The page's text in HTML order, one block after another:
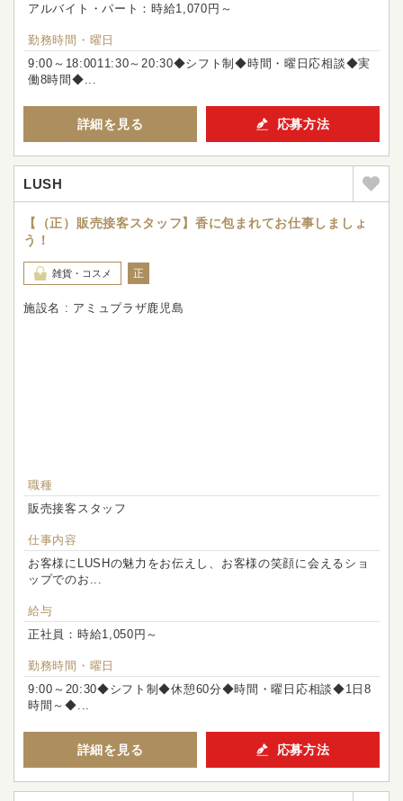
アルバイト・パート：時給1,070円～
勤務時間・曜日
9:00～18:0011:30～20:30◆シフト制◆時間・曜日応相談◆実
働8時間◆...
詳細を見る 応募方法
LUSH
【（正）販売接客スタッフ】香に包まれてお仕事しましょ
う！
雑貨・コスメ 正
施設名 : アミュプラザ鹿児島
職種
販売接客スタッフ
仕事内容
お客様にLUSHの魅力をお伝えし、お客様の笑顔に会えるショ
ップでのお...
給与
正社員：時給1,050円～
勤務時間・曜日
9:00～20:30◆シフト制◆休憩60分◆時間・曜日応相談◆1日8
時間～◆...
詳細を見る 応募方法